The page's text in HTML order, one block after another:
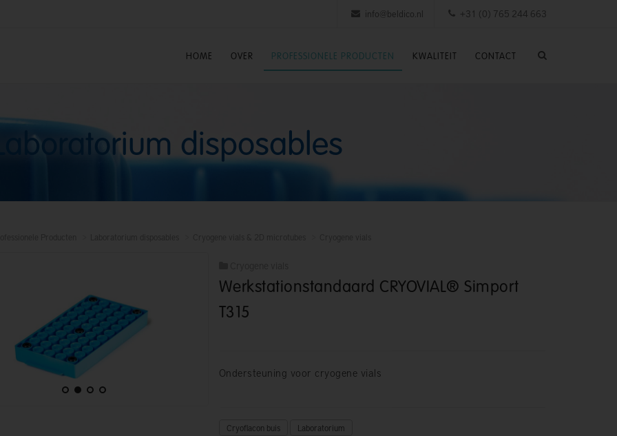
+31 (0) 765 244 663
info@beldico.nl
HOME OVER PROFESSIONELE PRODUCTEN KWALITEIT CONTACT
Laboratorium disposables
Werkstationstandaard CRYOVIAL® Simport
T315
Ondersteuning voor cryogene vials
Cryoflacon buis Laboratorium